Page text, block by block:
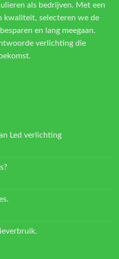
als bedrijven. Met een
kwaliteit, selecteren we de
en lang meegaan.
verlichting die
Led verlichting